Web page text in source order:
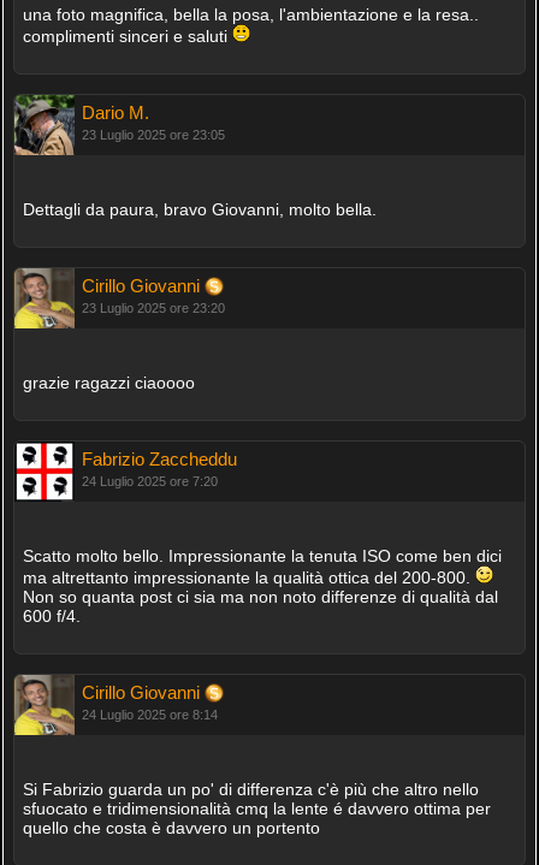
una foto magnifica, bella la posa, l'ambientazione e la resa..
complimenti sinceri e saluti
Dario M.
23 Luglio 2025 ore 23:05
Dettagli da paura, bravo Giovanni, molto bella.
Cirillo Giovanni
23 Luglio 2025 ore 23:20
grazie ragazzi ciaoooo
Fabrizio Zaccheddu
24 Luglio 2025 ore 7:20
Scatto molto bello. Impressionante la tenuta ISO come ben dici
ma altrettanto impressionante la qualità ottica del 200-800.
Non so quanta post ci sia ma non noto differenze di qualità dal
600 f/4.
Cirillo Giovanni
24 Luglio 2025 ore 8:14
Si Fabrizio guarda un po' di differenza c'è più che altro nello
sfuocato e tridimensionalità cmq la lente é davvero ottima per
quello che costa è davvero un portento